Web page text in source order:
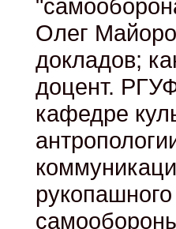
Олег
докладов;
доцент.
кафедре